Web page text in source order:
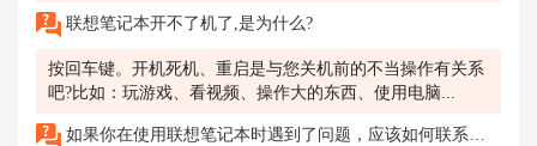
联想笔记本开不了机了,是为什么?
按回车键。开机死机、重启是与您关机前的不当操作有关系
吧?比如：玩游戏、看视频、操作大的东西、使用电脑...
如果你在使用联想笔记本时遇到了问题，应该如何联系联想售后服务？在使用联想笔记本时，你遇到了问题，需要寻求联想售后服务的帮助，但不知道应该如何联系他们。